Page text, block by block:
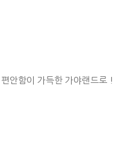
안함이 가득한 가야랜드로 !